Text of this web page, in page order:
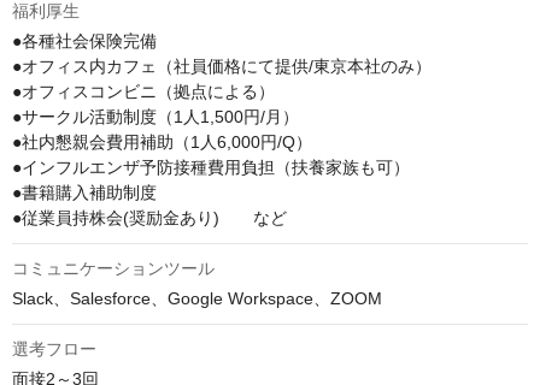
福利厚生
●各種社会保険完備
●オフィス内カフェ（社員価格にて提供/東京本社のみ）
●オフィスコンビニ（拠点による）
●サークル活動制度（1人1,500円/月）
●社内懇親会費用補助（1人6,000円/Q）
●インフルエンザ予防接種費用負担（扶養家族も可）
●書籍購入補助制度
●従業員持株会(奨励金あり)　　など
コミュニケーションツール
Slack、Salesforce、Google Workspace、ZOOM
選考フロー
面接2～3回